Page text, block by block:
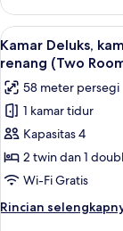
Kamar
Deluks,
kamar
terhubung,
pemandangan
kota
(Two
Rooms)
Lihat
semua
foto
untuk
Kamar
Deluks,
kamar
terhubung,
pemandangan
kolam
8
Kamar Deluks,
renang (Two
58 meter persegi
1 kamar tidur
Kapasitas 4
2 twin dan 1
Wi-Fi Gratis
Rincian
Rincian